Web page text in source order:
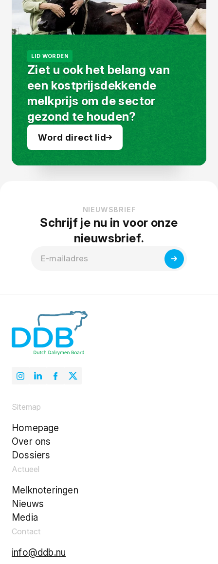
LID WORDEN
Ziet u ook het belang van
een kostprijsdekkende
melkprijs om de sector
gezond te houden?
Word direct lid
NIEUWSBRIEF
Schrijf je nu in voor onze
nieuwsbrief.
Sitemap
Homepage
Over ons
Dossiers
Actueel
Melknoteringen
Nieuws
Media
Contact
info@ddb.nu